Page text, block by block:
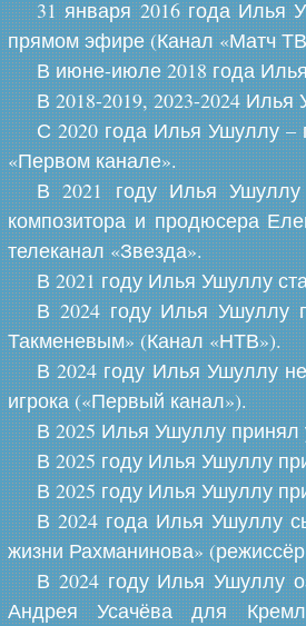
31 января 2016 года
прямом эфире (Канал «Матч
В июне-июле 2018 года
В 2018-2019, 2023-2024
С 2020 года Илья Ушуллу –
«Первом канале».
В 2021 году Илья Ушуллу
композитора и продюсера
телеканал «Звезда».
В 2021 году Илья Ушуллу
В 2024 году Илья Ушуллу
Такменевым» (Канал «НТВ»).
В 2024 году Илья Ушуллу
игрока («Первый канал»).
В 2025 Илья Ушуллу принял
В 2025 году Илья Ушуллу
В 2025 году Илья Ушуллу
В 2024 года Илья Ушуллу
жизни Рахманинова»
В 2024 году Илья Ушуллу
Андрея Усачёва для